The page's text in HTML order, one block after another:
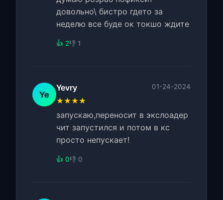
довольно\ бистро гдето за
неделю все буде ок токшо ждите
👍 2👎 1
Ye
Yevry 01-24-2024
★★★★
запускаю,переносит в экслоадер
чит запустился и потом в кс
просто непускает!
👍 0👎 0